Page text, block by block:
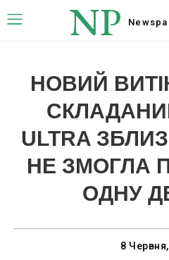
NP
НОВИЙ
ULTRA
НЕ ЗМОГЛА
ОДНУ
8